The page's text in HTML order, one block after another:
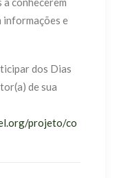
e
dos Dias
de sua
projeto/co